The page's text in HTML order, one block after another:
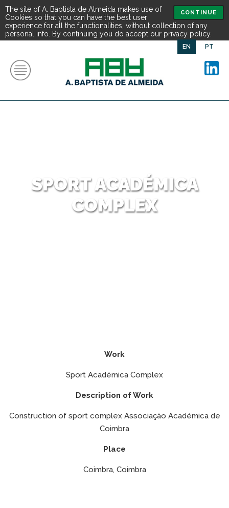
CONTINUE
The site of A. Baptista de Almeida makes use of
Cookies so that you can have the best user
experience for all the functionalities, without collection of any
personal info. By continuing you do accept our privacy policy.
EN PT
SPORT ACADÉMICA
COMPLEX
Work
Sport Académica Complex
Description of Work
Construction of sport complex Associação Académica de
Coimbra
Place
Coimbra, Coimbra